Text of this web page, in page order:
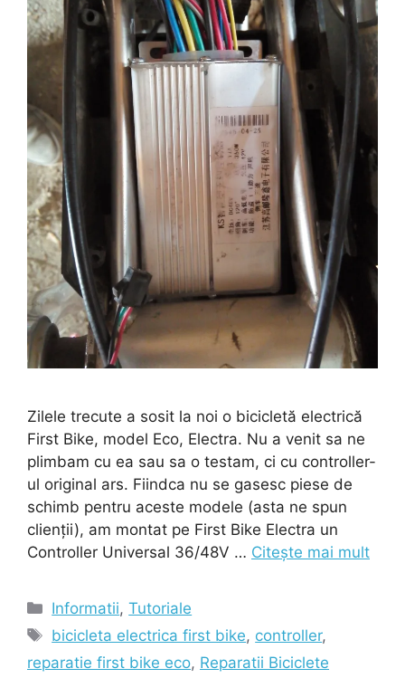
Zilele trecute a sosit la noi o bicicletă electrică
First Bike, model Eco, Electra. Nu a venit sa ne
plimbam cu ea sau sa o testam, ci cu controller-
ul original ars. Fiindca nu se gasesc piese de
schimb pentru aceste modele (asta ne spun
clienții), am montat pe First Bike Electra un
Controller Universal 36/48V … Citește mai mult
Categorii
Informatii,Tutoriale
Etichete
bicicleta electrica first bike, controller,
reparatie first bike eco, Reparatii Biciclete